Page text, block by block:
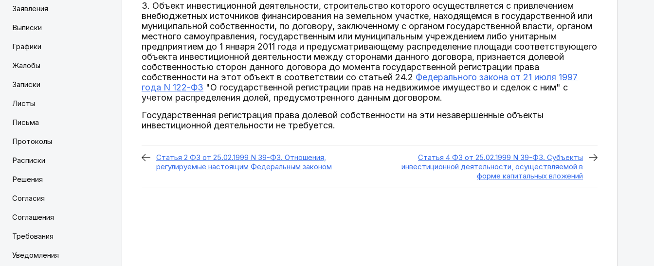
Заявления
Выписки
Графики
Жалобы
Записки
Листы
Письма
Протоколы
Расписки
Решения
Согласия
Соглашения
Требования
Уведомления
3. Объект инвестиционной деятельности, строительство которого осуществляется с привлечением
внебюджетных источников финансирования на земельном участке, находящемся в государственной или
муниципальной собственности, по договору, заключенному с органом государственной власти, органом
местного самоуправления, государственным или муниципальным учреждением либо унитарным
предприятием до 1 января 2011 года и предусматривающему распределение площади соответствующего
объекта инвестиционной деятельности между сторонами данного договора, признается долевой
собственностью сторон данного договора до момента государственной регистрации права
собственности на этот объект в соответствии со статьей 24.2 Федерального закона от 21 июля 1997
года N 122-ФЗ "О государственной регистрации прав на недвижимое имущество и сделок с ним" с
учетом распределения долей, предусмотренного данным договором.
Государственная регистрация права долевой собственности на эти незавершенные объекты
инвестиционной деятельности не требуется.
Статья 2 ФЗ от 25.02.1999 N 39-ФЗ. Отношения,
регулируемые настоящим Федеральным законом
Статья 4 ФЗ от 25.02.1999 N 39-ФЗ. Субъекты
инвестиционной деятельности, осуществляемой в
форме капитальных вложений